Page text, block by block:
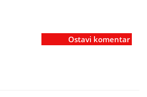
Ostavi komentar